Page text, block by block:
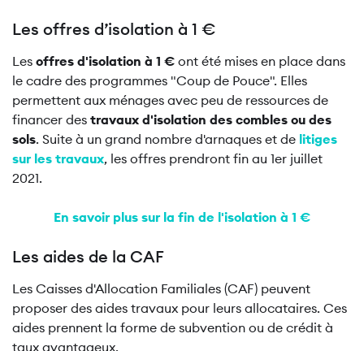
Les offres d’isolation à 1 €
Les offres d'isolation à 1 € ont été mises en place dans
le cadre des programmes "Coup de Pouce". Elles
permettent aux ménages avec peu de ressources de
financer des travaux d'isolation des combles ou des
sols. Suite à un grand nombre d'arnaques et de litiges
sur les travaux, les offres prendront fin au 1er juillet
2021.
En savoir plus sur la fin de l'isolation à 1 €
Les aides de la CAF
Les Caisses d'Allocation Familiales (CAF) peuvent
proposer des aides travaux pour leurs allocataires. Ces
aides prennent la forme de subvention ou de crédit à
taux avantageux.